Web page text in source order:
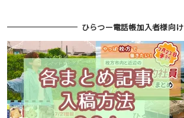
ひらつー電話帳加入者様向け